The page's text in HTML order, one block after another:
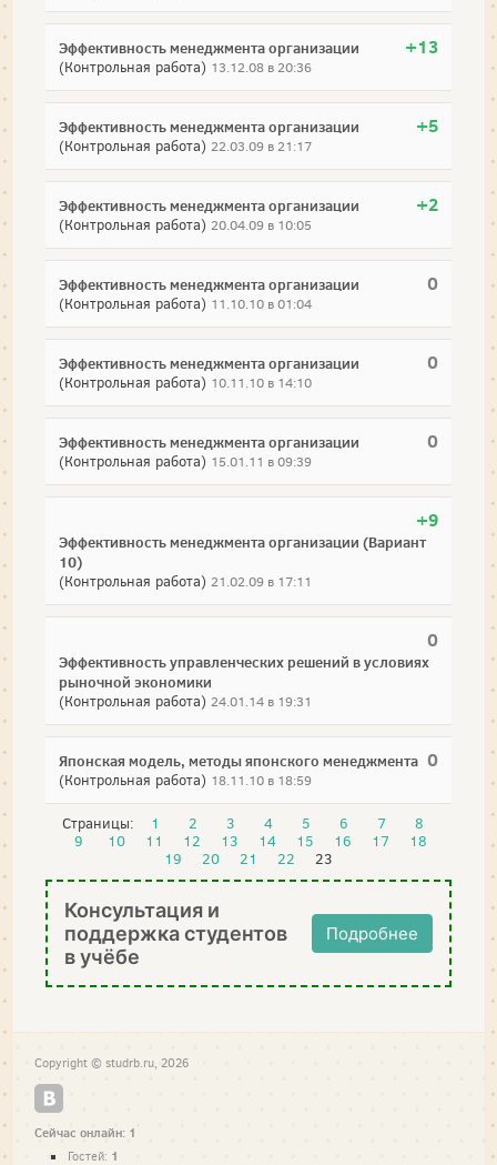
+13
Эффективность менеджмента организации
(Контрольная работа) 13.12.08 в 20:36
+5
Эффективность менеджмента организации
(Контрольная работа) 22.03.09 в 21:17
+2
Эффективность менеджмента организации
(Контрольная работа) 20.04.09 в 10:05
0
Эффективность менеджмента организации
(Контрольная работа) 11.10.10 в 01:04
0
Эффективность менеджмента организации
(Контрольная работа) 10.11.10 в 14:10
0
Эффективность менеджмента организации
(Контрольная работа) 15.01.11 в 09:39
+9
Эффективность менеджмента организации (Вариант
10)
(Контрольная работа) 21.02.09 в 17:11
0
Эффективность управленческих решений в условиях
рыночной экономики
(Контрольная работа) 24.01.14 в 19:31
0
Японская модель, методы японского менеджмента
(Контрольная работа) 18.11.10 в 18:59
Страницы: 1 2 3 4 5 6 7
8
9
10 11 12 13 14 15 16 17
18
19
20 21 22 23
Консультация и
поддержка студентов
в учёбе
Подробнее
Copyright © studrb.ru, 2026
Сейчас онлайн: 1
Гостей: 1